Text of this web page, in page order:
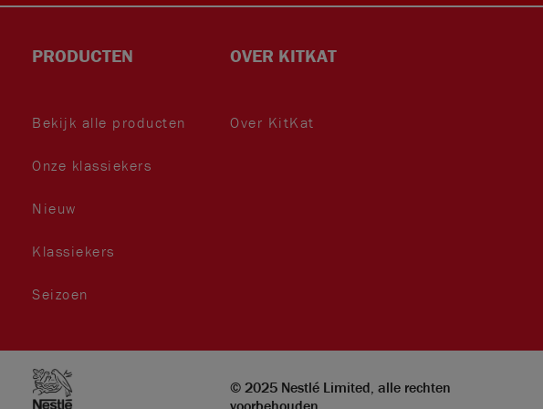
m
PRODUCTEN
Bekijk alle producten
Onze klassiekers
Nieuw
Klassiekers
Seizoen
OVER KITKAT
Over KitKat
© 2025 Nestlé Limited, alle rechten
voorbehouden